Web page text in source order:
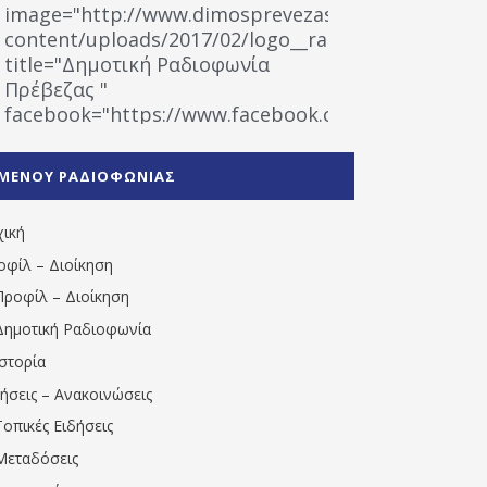
image="http://www.dimosprevezas.gr/wp-
content/uploads/2017/02/logo__radiofonias.jpg"
title="Δημοτική Ραδιοφωνία
Πρέβεζας "
facebook="https://www.facebook.com/
1531194763766854/" artist="" ]
ΡΑΔΙΟΦΩΝΙΑΣ
– Διοίκηση
– Διοίκηση
Ραδιοφωνία
– Ανακοινώσεις
Ειδήσεις